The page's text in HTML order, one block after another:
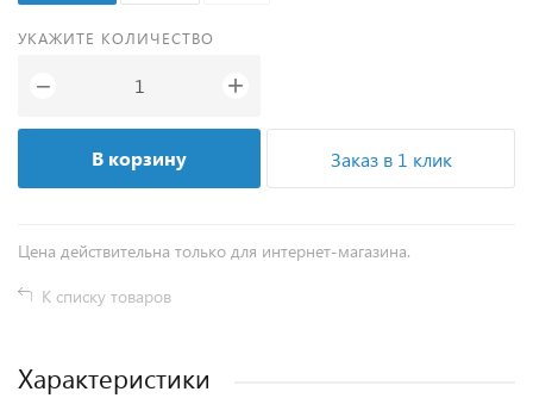
УКАЖИТЕ КОЛИЧЕСТВО
− +
В корзину Заказ в 1 клик
Цена действительна только для интернет-магазина.
К списку товаров
Характеристики